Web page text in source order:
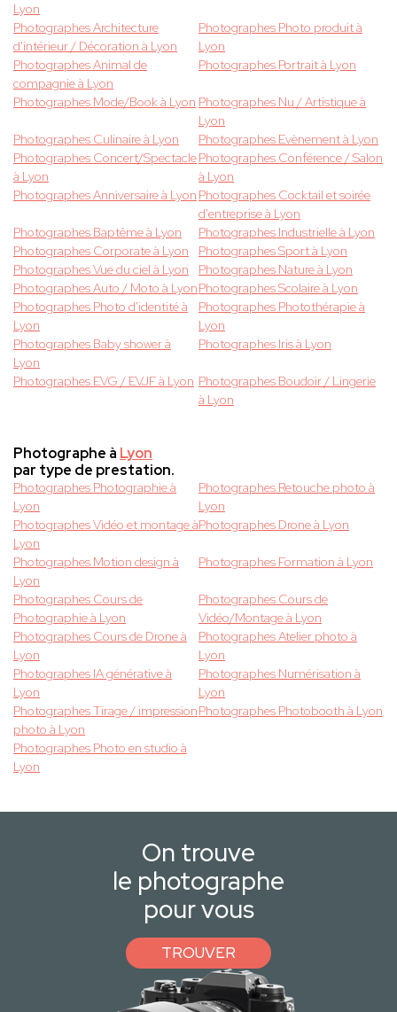
Lyon
Photographes Architecture
d'intérieur / Décoration à Lyon
Photographes Photo produit à
Lyon
Photographes Animal de
compagnie à Lyon
Photographes Portrait à Lyon
Photographes Mode/Book à Lyon Photographes Nu / Artistique à
Lyon
Photographes Culinaire à Lyon
Photographes Evènement à Lyon
Photographes Concert/Spectacle
à Lyon
Photographes Conférence / Salon
à Lyon
Photographes Anniversaire à Lyon Photographes Cocktail et soirée
d'entreprise à Lyon
Photographes Baptême à Lyon
Photographes Industrielle à Lyon
Photographes Corporate à Lyon
Photographes Sport à Lyon
Photographes Vue du ciel à Lyon
Photographes Nature à Lyon
Photographes Auto / Moto à LyonPhotographes Scolaire à Lyon
Photographes Photo d'identité à
Lyon
Photographes Photothérapie à
Lyon
Photographes Baby shower à
Lyon
Photographes Iris à Lyon
Photographes EVG / EVJF à Lyon Photographes Boudoir / Lingerie
à Lyon
Photographe à Lyon
par type de prestation.
Photographes Photographie à
Lyon
Photographes Retouche photo à
Lyon
Photographes Vidéo et montage à
Lyon
Photographes Drone à Lyon
Photographes Motion design à
Lyon
Photographes Formation à Lyon
Photographes Cours de
Photographie à Lyon
Photographes Cours de
Vidéo/Montage à Lyon
Photographes Cours de Drone à
Lyon
Photographes Atelier photo à
Lyon
Photographes IA générative à
Lyon
Photographes Numérisation à
Lyon
Photographes Tirage / impression
photo à Lyon
Photographes Photobooth à Lyon
Photographes Photo en studio à
Lyon
On trouve
le photographe
pour vous
TROUVER